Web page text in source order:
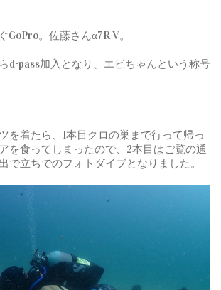
GoPro。佐藤さんα7R V。
d-pass加入となり、エビちゃんという称号
を着たら、1本目クロの巣まで行って帰っ
を食ってしまったので、2本目はご覧の通
で立ちでのフォトダイブとなりました。